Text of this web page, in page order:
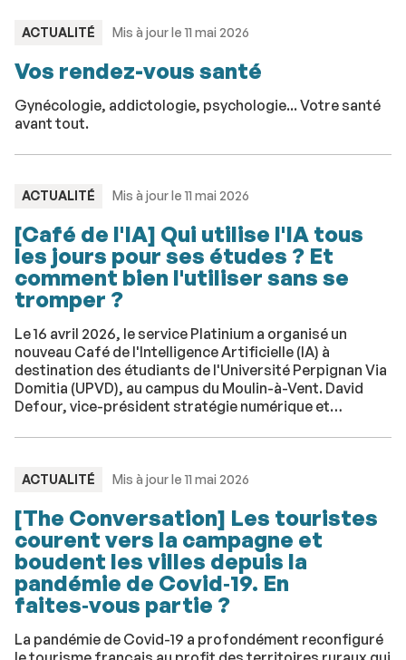
TYPE
ACTUALITÉ Mis à jour le 11 mai 2026
Vos rendez-vous santé
Gynécologie, addictologie, psychologie... Votre santé
avant tout.
TYPE
ACTUALITÉ Mis à jour le 11 mai 2026
[Café de l'IA] Qui utilise l'IA tous
les jours pour ses études ? Et
comment bien l'utiliser sans se
tromper ?
Le 16 avril 2026, le service Platinium a organisé un
nouveau Café de l'Intelligence Artificielle (IA) à
destination des étudiants de l'Université Perpignan Via
Domitia (UPVD), au campus du Moulin-à-Vent. David
Defour, vice-président stratégie numérique et
pédagogique au service Platinium, ont animé cette
l’UPVD.
TYPE
ACTUALITÉ Mis à jour le 11 mai 2026
[The Conversation] Les touristes
courent vers la campagne et
boudent les villes depuis la
pandémie de Covid‑19. En
faites‑vous partie ?
La pandémie de Covid-19 a profondément reconfiguré